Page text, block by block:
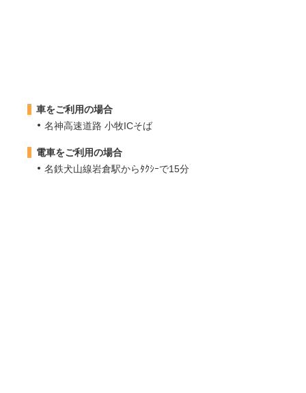
車をご利用の場合
名神高速道路 小牧ICそば
電車をご利用の場合
名鉄犬山線岩倉駅からﾀｸｼｰで15分